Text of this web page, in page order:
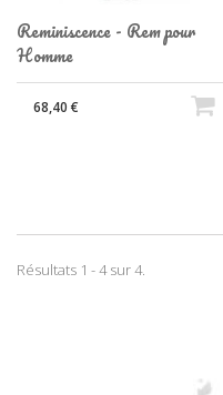
Reminiscence - Rem pour
Homme
68,40 €
Résultats 1 - 4 sur 4.